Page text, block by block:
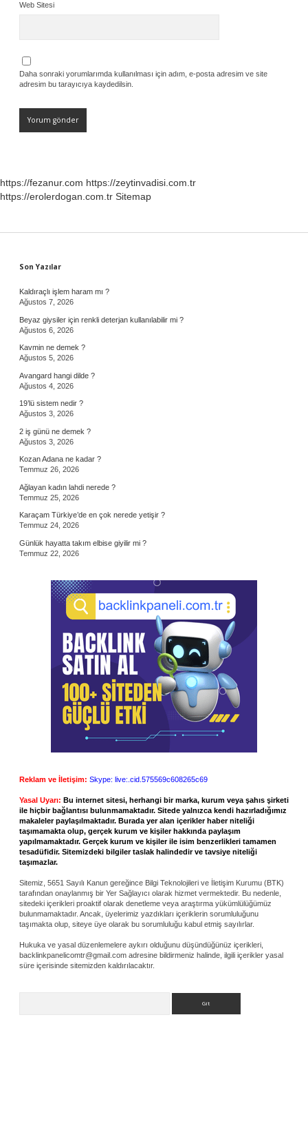
Web Sitesi
Daha sonraki yorumlarımda kullanılması için adım, e-posta adresim ve site
adresim bu tarayıcıya kaydedilsin.
https://fezanur.com https://zeytinvadisi.com.tr
https://erolerdogan.com.tr Sitemap
Sidebar
Son Yazılar
Kaldıraçlı işlem haram mı ?
Ağustos 7, 2026
Beyaz giysiler için renkli deterjan kullanılabilir mi ?
Ağustos 6, 2026
Kavmin ne demek ?
Ağustos 5, 2026
Avangard hangi dilde ?
Ağustos 4, 2026
19’lü sistem nedir ?
Ağustos 3, 2026
2 iş günü ne demek ?
Ağustos 3, 2026
Kozan Adana ne kadar ?
Temmuz 26, 2026
Ağlayan kadın lahdi nerede ?
Temmuz 25, 2026
Karaçam Türkiye’de en çok nerede yetişir ?
Temmuz 24, 2026
Günlük hayatta takım elbise giyilir mi ?
Temmuz 22, 2026
Reklam ve İletişim: Skype: live:.cid.575569c608265c69
Yasal Uyarı: Bu internet sitesi, herhangi bir marka, kurum veya şahıs şirketi
ile hiçbir bağlantısı bulunmamaktadır. Sitede yalnızca kendi hazırladığımız
makaleler paylaşılmaktadır. Burada yer alan içerikler haber niteliği
taşımamakta olup, gerçek kurum ve kişiler hakkında paylaşım
yapılmamaktadır. Gerçek kurum ve kişiler ile isim benzerlikleri tamamen
tesadüfidir. Sitemizdeki bilgiler taslak halindedir ve tavsiye niteliği
taşımazlar.
Sitemiz, 5651 Sayılı Kanun gereğince Bilgi Teknolojileri ve İletişim Kurumu (BTK)
tarafından onaylanmış bir Yer Sağlayıcı olarak hizmet vermektedir. Bu nedenle,
sitedeki içerikleri proaktif olarak denetleme veya araştırma yükümlülüğümüz
bulunmamaktadır. Ancak, üyelerimiz yazdıkları içeriklerin sorumluluğunu
taşımakta olup, siteye üye olarak bu sorumluluğu kabul etmiş sayılırlar.
Hukuka ve yasal düzenlemelere aykırı olduğunu düşündüğünüz içerikleri,
backlinkpanelicomtr@gmail.com adresine bildirmeniz halinde, ilgili içerikler yasal
süre içerisinde sitemizden kaldırılacaktır.